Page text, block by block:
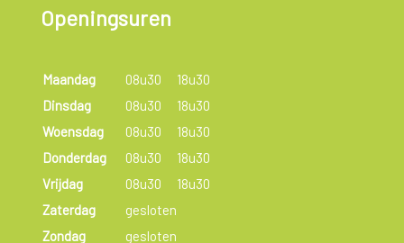
Openingsuren
Maandag 08u30
18u30
Dinsdag
08u30
18u30
Woensdag
08u30
18u30
Donderdag
08u30
18u30
Vrijdag
08u30
18u30
Zaterdag
gesloten
Zondag
gesloten